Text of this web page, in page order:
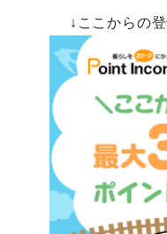
↓ここからの